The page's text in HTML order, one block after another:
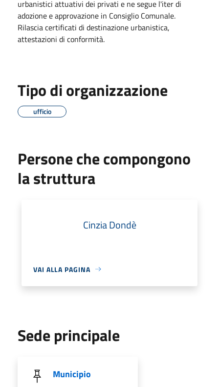
urbanistici attuativi dei privati e ne segue l'iter di
adozione e approvazione in Consiglio Comunale.
Rilascia certificati di destinazione urbanistica,
attestazioni di conformità.
Tipo di organizzazione
ufficio
Persone che compongono
la struttura
Cinzia Dondè
VAI ALLA PAGINA
Sede principale
Municipio